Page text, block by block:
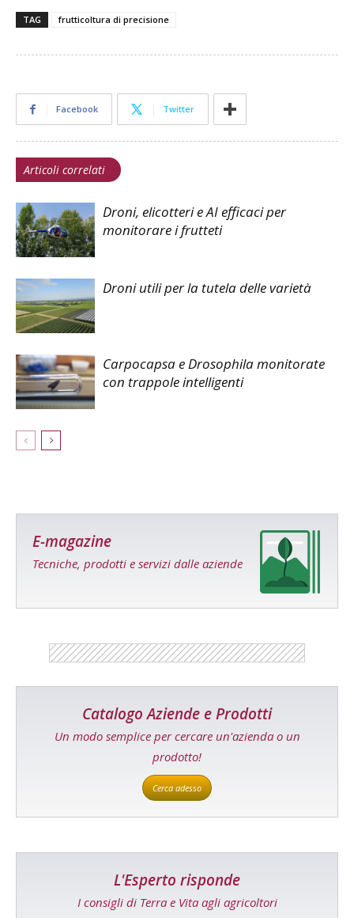
TAG frutticoltura di precisione
Facebook Twitter
Articoli correlati
Droni, elicotteri e AI efficaci per
monitorare i frutteti
Droni utili per la tutela delle varietà
Carpocapsa e Drosophila monitorate
con trappole intelligenti
E-magazine
Tecniche, prodotti e servizi dalle aziende
Catalogo Aziende e Prodotti
Un modo semplice per cercare un'azienda o un
prodotto!
Cerca adesso
L'Esperto risponde
I consigli di Terra e Vita agli agricoltori